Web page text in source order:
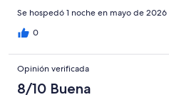
Se hospedó 1 noche en mayo de 2026
0
Opinión verificada
8/10 Buena